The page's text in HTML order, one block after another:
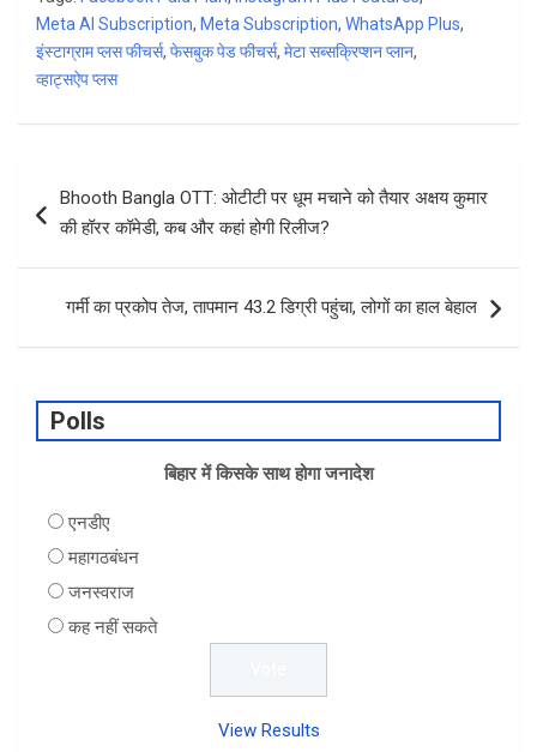
ce
b
o
o
ke
dI
at
s
p
ar
e
Meta AI Subscription, Meta Subscription, WhatsApp Plus,
इंस्टाग्राम प्लस फीचर्स, फेसबुक पेड फीचर्स, मेटा सब्सक्रिप्शन प्लान,
व्हाट्सऐप प्लस
navigation
Bhooth Bangla OTT: ओटीटी पर धूम मचाने को तैयार अक्षय कुमार
की हॉरर कॉमेडी, कब और कहां होगी रिलीज?
गर्मी का प्रकोप तेज, तापमान 43.2 डिग्री पहुंचा, लोगों का हाल बेहाल
Polls
बिहार में किसके साथ होगा जनादेश
एनडीए
महागठबंधन
जनस्वराज
कह नहीं सकते
View Results